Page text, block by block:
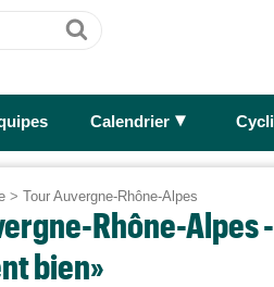
Ok
Calendrier ►
> Tour Auvergne-Rhône-Alpes
Rhône-Alpes
bien»